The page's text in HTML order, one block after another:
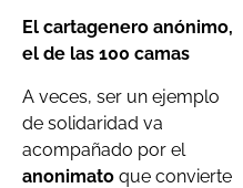
El cartagenero anónimo,
el de las 100 camas
A veces, ser un ejemplo
de solidaridad va
acompañado por el
anonimato que convierte